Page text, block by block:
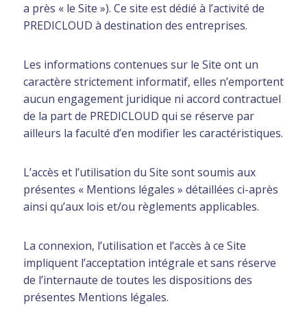
a près « le Site »). Ce site est dédié à l’activité de
PREDICLOUD à destination des entreprises.
Les informations contenues sur le Site ont un
caractère strictement informatif, elles n’emportent
aucun engagement juridique ni accord contractuel
de la part de PREDICLOUD qui se réserve par
ailleurs la faculté d’en modifier les caractéristiques.
L’accès et l’utilisation du Site sont soumis aux
présentes « Mentions légales » détaillées ci-après
ainsi qu’aux lois et/ou règlements applicables.
La connexion, l’utilisation et l’accès à ce Site
impliquent l’acceptation intégrale et sans réserve
de l’internaute de toutes les dispositions des
présentes Mentions légales.